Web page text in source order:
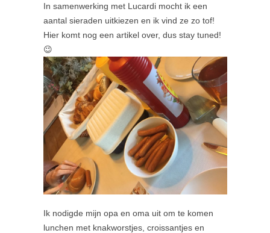
In samenwerking met Lucardi mocht ik een
aantal sieraden uitkiezen en ik vind ze zo tof!
Hier komt nog een artikel over, dus stay tuned!
😉
Ik nodigde mijn opa en oma uit om te komen
lunchen met knakworstjes, croissantjes en